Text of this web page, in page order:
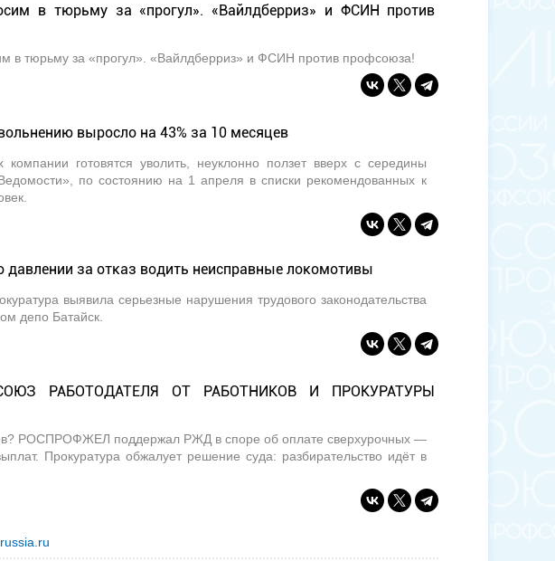
в тюрьму за «прогул». «Вайлдберриз» и ФСИН против
в тюрьму за «прогул». «Вайлдберриз» и ФСИН против профсоюза!
выросло на 43% за 10 месяцев
компании готовятся уволить, неуклонно ползет вверх с середины
по состоянию на 1 апреля в списки рекомендованных к
за отказ водить неисправные локомотивы
выявила серьезные нарушения трудового законодательства
депо Батайск.
РАБОТОДАТЕЛЯ ОТ РАБОТНИКОВ И ПРОКУРАТУРЫ
РОСПРОФЖЕЛ поддержал РЖД в споре об оплате сверхурочных —
Прокуратура обжалует решение суда: разбирательство идёт в